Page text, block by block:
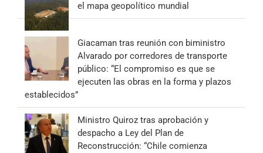
el mapa geopolítico mundial
Giacaman tras reunión con biministro
Alvarado por corredores de transporte
público: “El compromiso es que se
ejecuten las obras en la forma y plazos
establecidos”
Ministro Quiroz tras aprobación y
despacho a Ley del Plan de
Reconstrucción: “Chile comienza